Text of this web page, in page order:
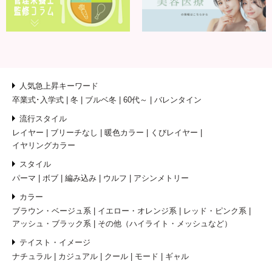
人気急上昇キーワード
卒業式･入学式
冬 ブルベ冬 60代～ バレンタイン
流行スタイル
レイヤー
ブリーチなし 暖色カラー
くびレイヤー
イヤリングカラー
スタイル
パーマ
ボブ 編み込み ウルフ アシンメトリー
カラー
ブラウン・ベージュ系
イエロー・オレンジ系
レッド・ピンク系
アッシュ・ブラック系
その他（ハイライト・メッシュなど）
テイスト・イメージ
ナチュラル
カジュアル クール モード ギャル